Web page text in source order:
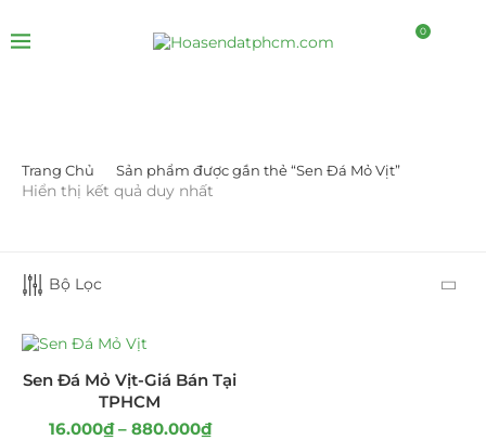
0
LỌC BỞI GIÁ
LỌC
Trang Chủ Sản phẩm được gắn thẻ “Sen Đá Mỏ Vịt”
Hiển thị kết quả duy nhất
Bộ Lọc
Sen Đá Mỏ Vịt-Giá Bán Tại
TPHCM
16.000₫ – 880.000₫